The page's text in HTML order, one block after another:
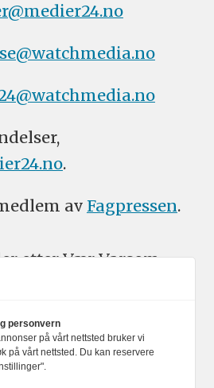
.
av Fagpressen.
etter Vær Varsom-
god presseskikk.
som ChatGPT,
i journalistikken vår.
personvern
på vårt nettsted bruker vi
på vårt nettsted. Du kan reservere